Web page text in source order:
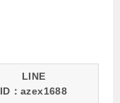
LINE
ID：azex1688